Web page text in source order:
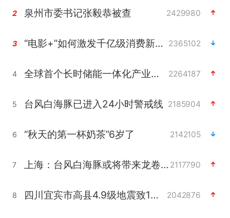
2 泉州市委书记张毅恭被查 2429980
3 “电影+”如何激发千亿级消费新活力？ 2365102
4 全球首个长时储能一体化产业园量产 2264187
5 台风白海豚已进入24小时警戒线 2185904
6 “秋天的第一杯奶茶”6岁了 2142105
7 上海：台风白海豚或将带来龙卷风 2117790
8 四川宜宾市高县4.9级地震致1人死亡 2042876